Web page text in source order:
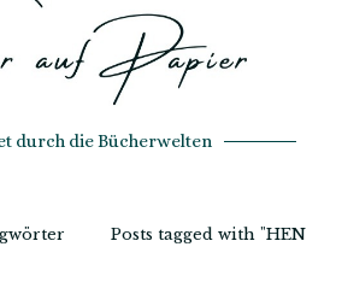
durch die Bücherwelten
Posts tagged with "HEN